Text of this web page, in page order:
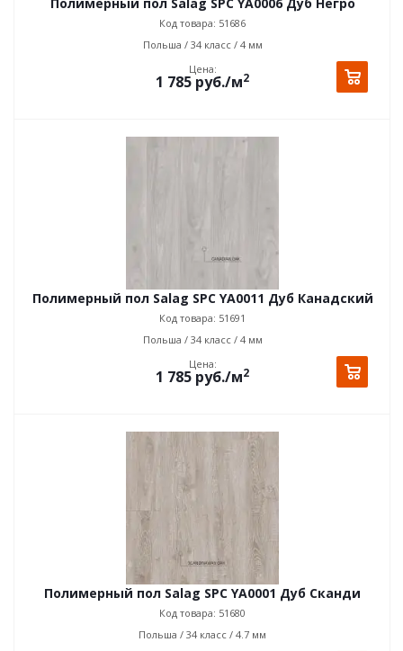
Код товара: 51686
Польша / 34 класс / 4 мм
Цена:
1 785 руб./м2
Полимерный пол Salag SPC YA0011 Дуб Канадский
Код товара: 51691
Польша / 34 класс / 4 мм
Цена:
1 785 руб./м2
Полимерный пол Salag SPC YA0001 Дуб Сканди
Код товара: 51680
Польша / 34 класс / 4.7 мм